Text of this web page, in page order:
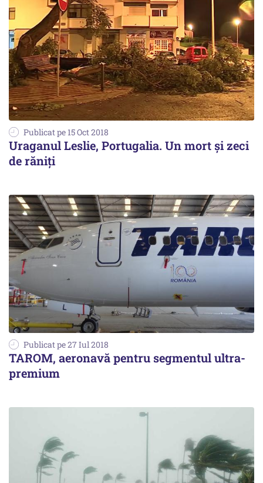
Publicat pe 15 Oct 2018
Uraganul Leslie, Portugalia. Un mort şi zeci
de răniţi
Publicat pe 27 Iul 2018
TAROM, aeronavă pentru segmentul ultra-
premium